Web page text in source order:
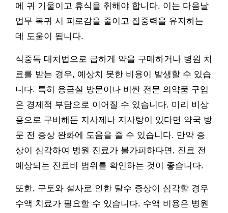
에 귀 기울이고 휴식을 취해야 합니다. 이는 다음날
업무 복귀 시 피로감을 줄이고 집중력을 유지하는
데 도움이 됩니다.
식중독 대처법으로 급하게 약을 구매하거나 병원 치
료를 받는 경우, 예상치 못한 비용이 발생할 수 있습
니다. 특히 응급실 방문이나 비싼 전문 의약품 구입
은 경제적 부담으로 이어질 수 있습니다. 미리 비상
용으로 구비해둔 지사제나 지사탕이 있다면 약국 방
문 전 증상 완화에 도움을 줄 수 있습니다. 만약 증
상이 심각하여 병원 진료가 불가피하다면, 진료 전
예상되는 진료비 범위를 확인하는 것이 좋습니다.
또한, 구토와 설사로 인한 탈수 증상이 심각할 경우
수액 치료가 필요할 수 있습니다. 수액 비용은 병원